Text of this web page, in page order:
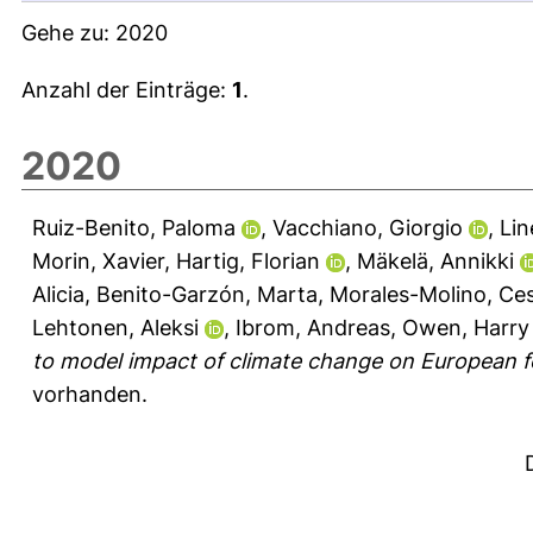
Gehe zu: 2020
Anzahl der Einträge: 1.
2020
Ruiz-Benito, Paloma , Vacchiano, Giorgio ,
Morin, Xavier, Hartig, Florian , Mäkelä, Annikki
Alicia, Benito-Garzón, Marta, Morales-Molino,
Lehtonen, Aleksi
, Ibrom, Andreas, Owen, Harry
to model impact of climate change on European
vorhanden.